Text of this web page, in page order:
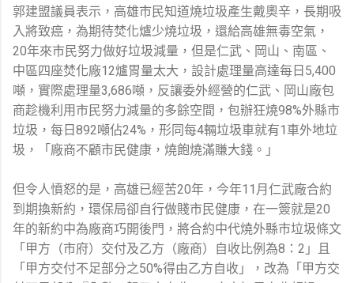
郭建盟議員表示，高雄市民知道燒垃圾產生戴奧辛，長期吸
入將致癌，為期待焚化爐少燒垃圾，還給高雄無毒空氣，
20年來市民努力做好垃圾減量，但是仁武、岡山、南區、
中區四座焚化廠12爐胃量太大，設計處理量高達每日5,400
噸，實際處理量3,686噸，反讓委外經營的仁武、岡山廠包
商趁機利用市民努力減量的多餘空間，包辦狂燒98%外縣市
垃圾，每日892噸佔24%，形同每4輛垃圾車就有1車外地垃
圾，「廠商不顧市民健康，燒飽燒滿賺大錢。」
但令人憤怒的是，高雄已經苦20年，今年11月仁武廠合約
到期換新約，環保局卻自行做賤市民健康，在一簽就是20
年的新約中為廠商巧開後門，將合約中代燒外縣市垃圾條文
「甲方（市府）交付及乙方（廠商）自收比例為8：2」且
「甲方交付不足部分之50%得由乙方自收」，改為「甲方交